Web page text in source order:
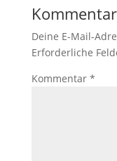
Deine E-Mail-
Erforderliche
Kommentar *